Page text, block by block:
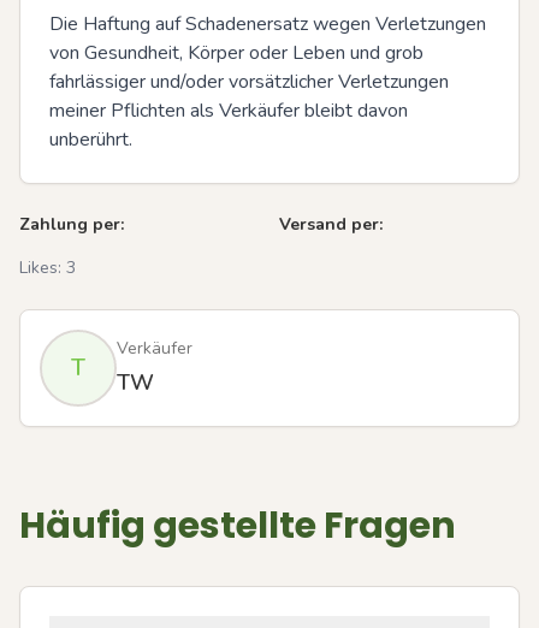
Die Haftung auf Schadenersatz wegen Verletzungen
von Gesundheit, Körper oder Leben und grob
fahrlässiger und/oder vorsätzlicher Verletzungen
meiner Pflichten als Verkäufer bleibt davon
unberührt.
Zahlung per:
Versand per:
Likes: 3
T
Verkäufer
TW
Häufig gestellte Fragen